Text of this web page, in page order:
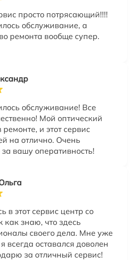
просто потрясающий!!!!
обслуживание, а
ремонта вообще супер.
обслуживание! Все
Мой оптический
и этот сервис
на отлично. Очень
вашу оперативность!
в этот сервис центр со
как знаю, что здесь
своего дела. Мне уже
всегда оставался доволен
за отличный сервис!